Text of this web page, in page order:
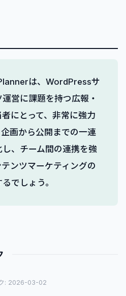
は、WordPressサ
営に課題を持つ広報・
にとって、非常に強力
画から公開までの一連
、チーム間の連携を強
ンツマーケティングの
でしょう。
: 2026-03-02